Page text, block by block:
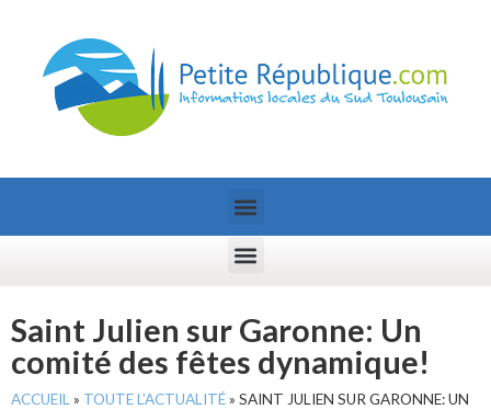
Saint Julien sur Garonne: Un
comité des fêtes dynamique!
ACCUEIL » TOUTE L’ACTUALITÉ» SAINT JULIEN SUR GARONNE: UN